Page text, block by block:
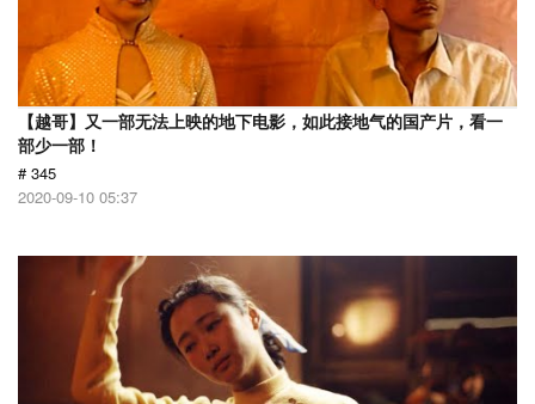
【越哥】又一部无法上映的地下电影，如此接地气的国产片，看一
部少一部！
# 345
2020-09-10 05:37